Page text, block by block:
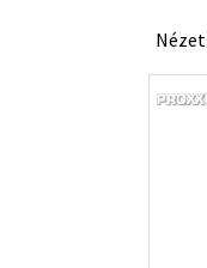
Nézet